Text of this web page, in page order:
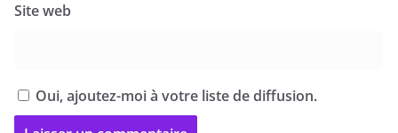
Site web
Oui, ajoutez-moi à votre liste de diffusion.